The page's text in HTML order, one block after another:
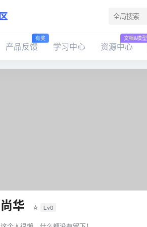
产品反馈
有奖
学习中心 资源中心
文档&模型
尚华 ☆ Lv0